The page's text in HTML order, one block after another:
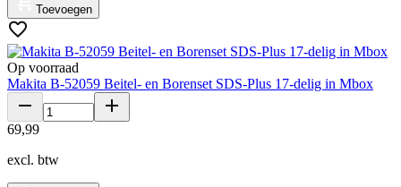
Toevoegen
Op voorraad
Makita B-52059 Beitel- en Borenset SDS-Plus 17-delig in Mbox
69,99
excl. btw